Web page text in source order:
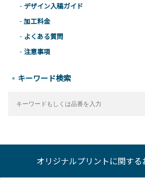
デザイン入稿ガイド
加工料金
よくある質問
注意事項
キーワード検索
オリジナルプリントに関する